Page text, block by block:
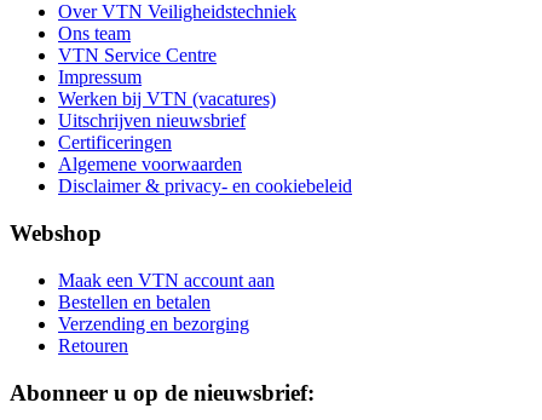
Over VTN Veiligheidstechniek
Ons team
VTN Service Centre
Impressum
Werken bij VTN (vacatures)
Uitschrijven nieuwsbrief
Certificeringen
Algemene voorwaarden
Disclaimer & privacy- en cookiebeleid
Webshop
Maak een VTN account aan
Bestellen en betalen
Verzending en bezorging
Retouren
Abonneer u op de nieuwsbrief: